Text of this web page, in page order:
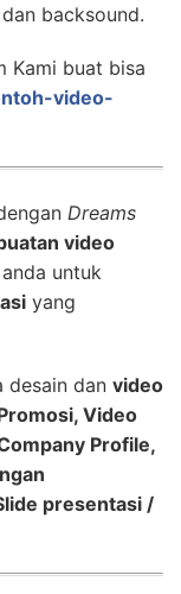
backsound.
Kami buat bisa
video-
Dreams
video
untuk
yang
desain dan video
Video
Profile,
presentasi /